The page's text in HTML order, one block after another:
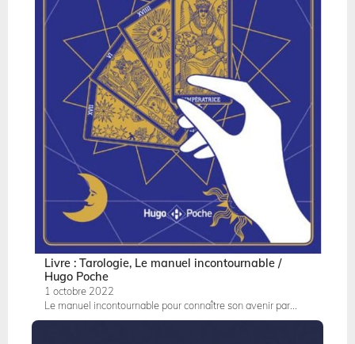
Livre : Tarologie, Le manuel incontournable /
Hugo Poche
1 octobre 2022
Le manuel incontournable pour connaître son avenir par...